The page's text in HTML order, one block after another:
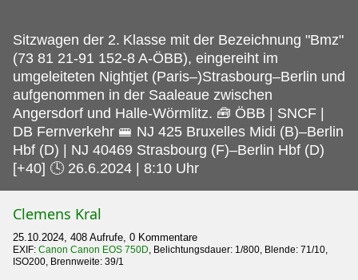
Sitzwagen der 2. Klasse mit der Bezeichnung "Bmz"
(73 81 21-91 152-8 A-ÖBB), eingereiht im
umgeleiteten Nightjet (Paris–)Strasbourg–Berlin und
aufgenommen in der Saaleaue zwischen
Angersdorf und Halle-Wörmlitz. 🧰 ÖBB | SNCF |
DB Fernverkehr 🚝 NJ 425 Bruxelles Midi (B)–Berlin
Hbf (D) | NJ 40469 Strasbourg (F)–Berlin Hbf (D)
[+40] 🕓 26.6.2024 | 8:10 Uhr
Clemens Kral
25.10.2024, 408 Aufrufe, 0 Kommentare
EXIF: Canon Canon EOS 750D, Belichtungsdauer: 1/800, Blende: 71/10,
ISO200, Brennweite: 39/1